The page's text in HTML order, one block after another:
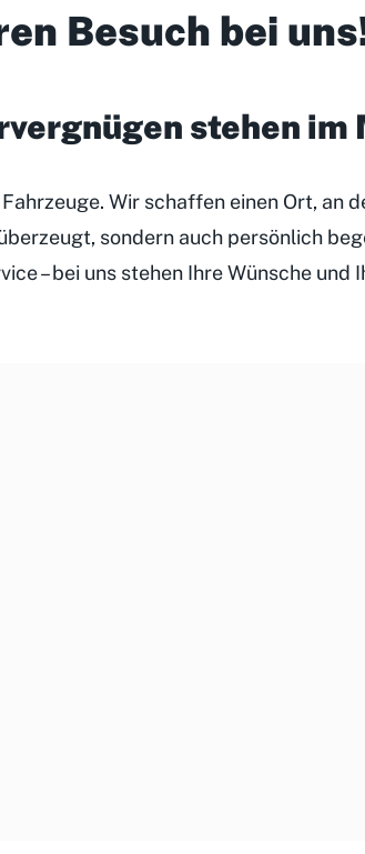
Besuch bei
stehen
Wir schaffen einen Ort, an
sondern auch persönlich
– bei uns stehen Ihre Wünsche